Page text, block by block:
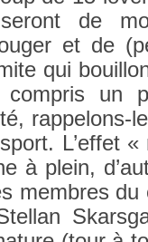
de
et de
qui
un
rappelons-
L’effet
à plein,
mem­bres